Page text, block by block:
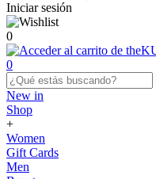
Iniciar sesión
0
0
New in
Shop
+
Women
Gift Cards
Men